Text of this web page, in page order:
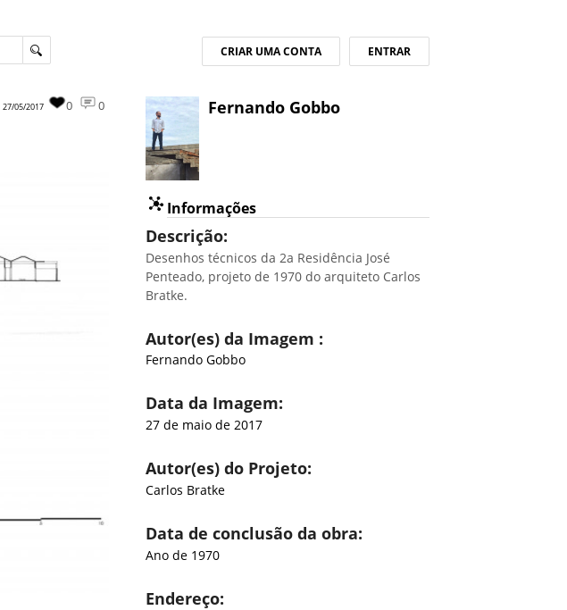
ENTRAR
CRIAR UMA CONTA
0
0
27/05/2017 Fernando Gobbo
Informações
Descrição:
Desenhos técnicos da 2a Residência José
Penteado, projeto de 1970 do arquiteto Carlos
Bratke.
Autor(es) da Imagem :
Fernando Gobbo
Data da Imagem:
27 de maio de 2017
Autor(es) do Projeto:
Carlos Bratke
Data de conclusão da obra:
Ano de 1970
Endereço: